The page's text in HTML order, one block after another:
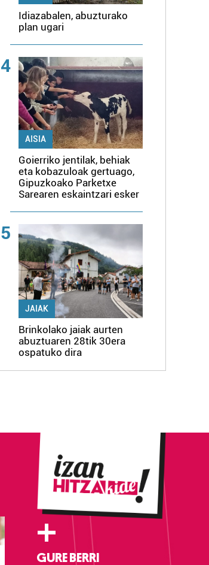
Idiazabalen, abuzturako
plan ugari
4
AISIA
Goierriko jentilak, behiak
eta kobazuloak gertuago,
Gipuzkoako Parketxe
Sarearen eskaintzari esker
5
JAIAK
Brinkolako jaiak aurten
abuztuaren 28tik 30era
ospatuko dira
+
GURE BERRI